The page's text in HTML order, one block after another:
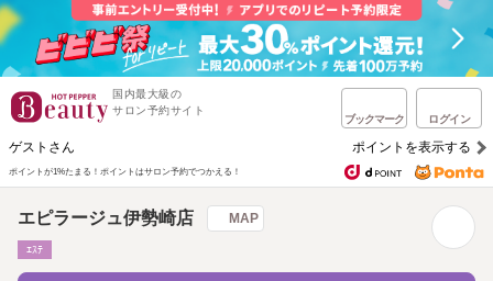
国内最大級の
サロン予約サイト
ブックマーク ログイン
ゲストさん ポイントを表示する
ポイントが1%たまる！ ポイントはサロン予約でつかえる！
エピラージュ伊勢崎店 MAP
ｴｽﾃ